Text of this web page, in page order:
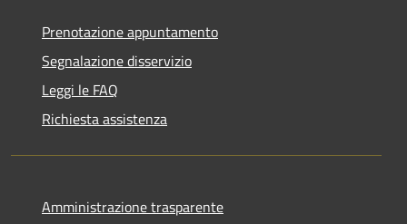
Prenotazione appuntamento
Segnalazione disservizio
Leggi le FAQ
Richiesta assistenza
Amministrazione trasparente